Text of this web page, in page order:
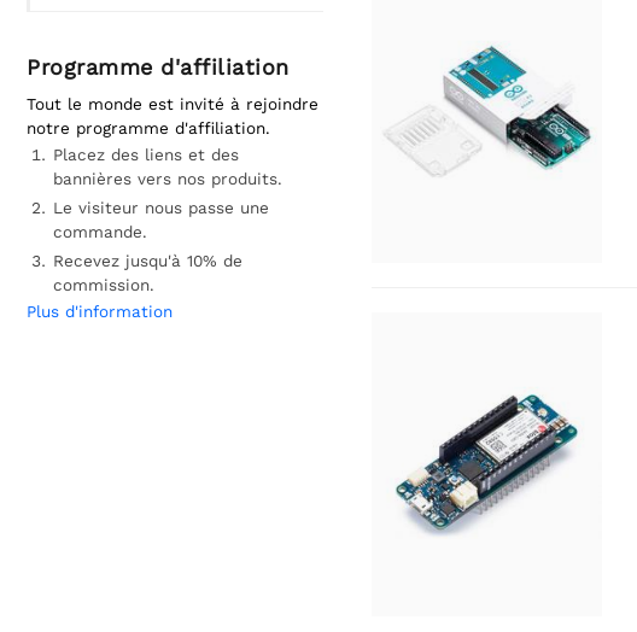
Programme d'affiliation
Tout le monde est invité à rejoindre
notre programme d'affiliation.
Placez des liens et des
bannières vers nos produits.
Le visiteur nous passe une
commande.
Recevez jusqu'à 10% de
commission.
Plus d'information